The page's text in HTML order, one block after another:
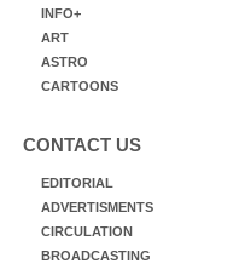
INFO+
ART
ASTRO
CARTOONS
CONTACT US
EDITORIAL
ADVERTISMENTS
CIRCULATION
BROADCASTING